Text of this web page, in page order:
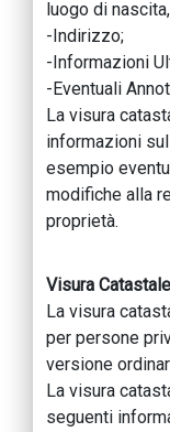
luogo di
-Indirizzo;
-Informazioni
-Eventuali
La visura
informazioni
esempio
modifiche alla
proprietà.
Visura
La visura
per persone
versione
La visura
seguenti